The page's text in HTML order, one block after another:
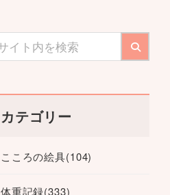
カテゴリー
こころの絵具(104)
体重記録(333)